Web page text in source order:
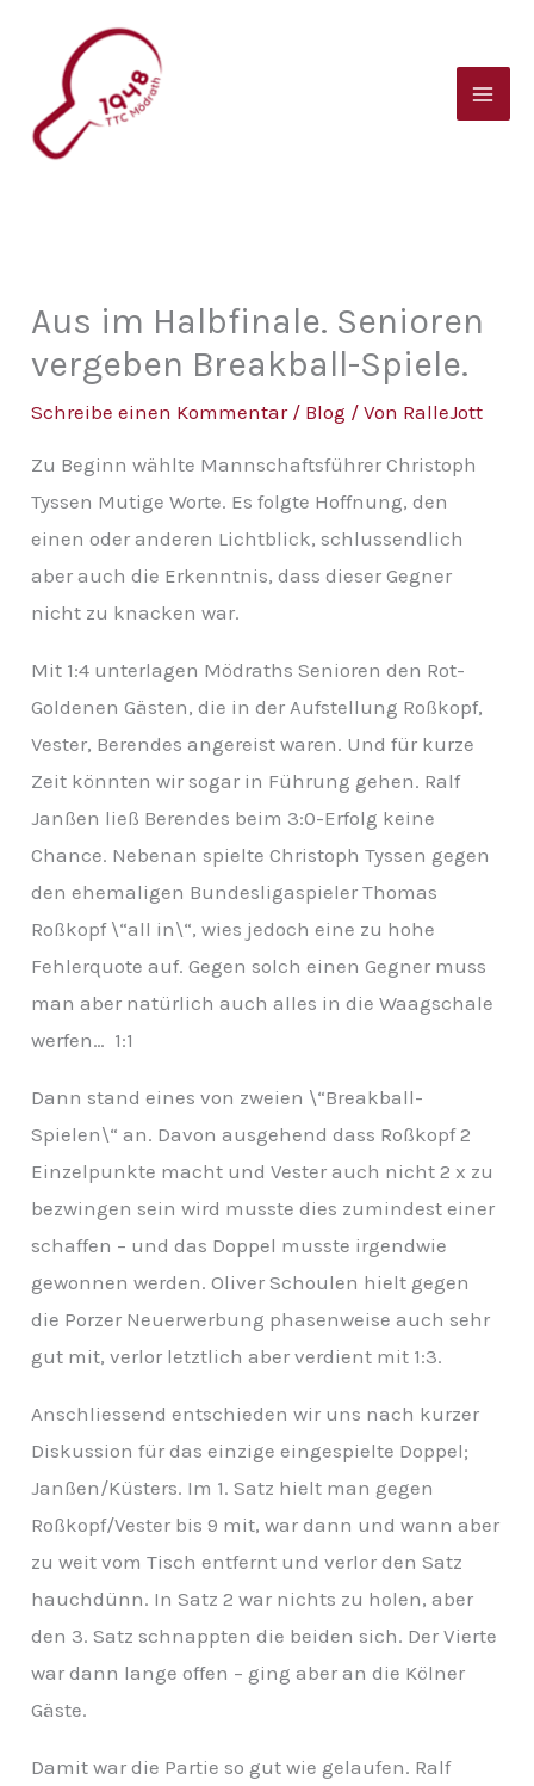
springen
Aus im Halbfinale. Senioren
vergeben Breakball-Spiele.
Schreibe einen Kommentar / Blog / Von RalleJott
Zu Beginn wählte Mannschaftsführer Christoph
Tyssen Mutige Worte. Es folgte Hoffnung, den
einen oder anderen Lichtblick, schlussendlich
aber auch die Erkenntnis, dass dieser Gegner
nicht zu knacken war.
Mit 1:4 unterlagen Mödraths Senioren den Rot-
Goldenen Gästen, die in der Aufstellung Roßkopf,
Vester, Berendes angereist waren. Und für kurze
Zeit könnten wir sogar in Führung gehen. Ralf
Janßen ließ Berendes beim 3:0-Erfolg keine
Chance. Nebenan spielte Christoph Tyssen gegen
den ehemaligen Bundesligaspieler Thomas
Roßkopf \“all in\“, wies jedoch eine zu hohe
Fehlerquote auf. Gegen solch einen Gegner muss
man aber natürlich auch alles in die Waagschale
werfen… 1:1
Dann stand eines von zweien \“Breakball-
Spielen\“ an. Davon ausgehend dass Roßkopf 2
Einzelpunkte macht und Vester auch nicht 2 x zu
bezwingen sein wird musste dies zumindest einer
schaffen – und das Doppel musste irgendwie
gewonnen werden. Oliver Schoulen hielt gegen
die Porzer Neuerwerbung phasenweise auch sehr
gut mit, verlor letztlich aber verdient mit 1:3.
Anschliessend entschieden wir uns nach kurzer
Diskussion für das einzige eingespielte Doppel;
Janßen/Küsters. Im 1. Satz hielt man gegen
Roßkopf/Vester bis 9 mit, war dann und wann aber
zu weit vom Tisch entfernt und verlor den Satz
hauchdünn. In Satz 2 war nichts zu holen, aber
den 3. Satz schnappten die beiden sich. Der Vierte
war dann lange offen – ging aber an die Kölner
Gäste.
Damit war die Partie so gut wie gelaufen. Ralf
t
c
h
i
v